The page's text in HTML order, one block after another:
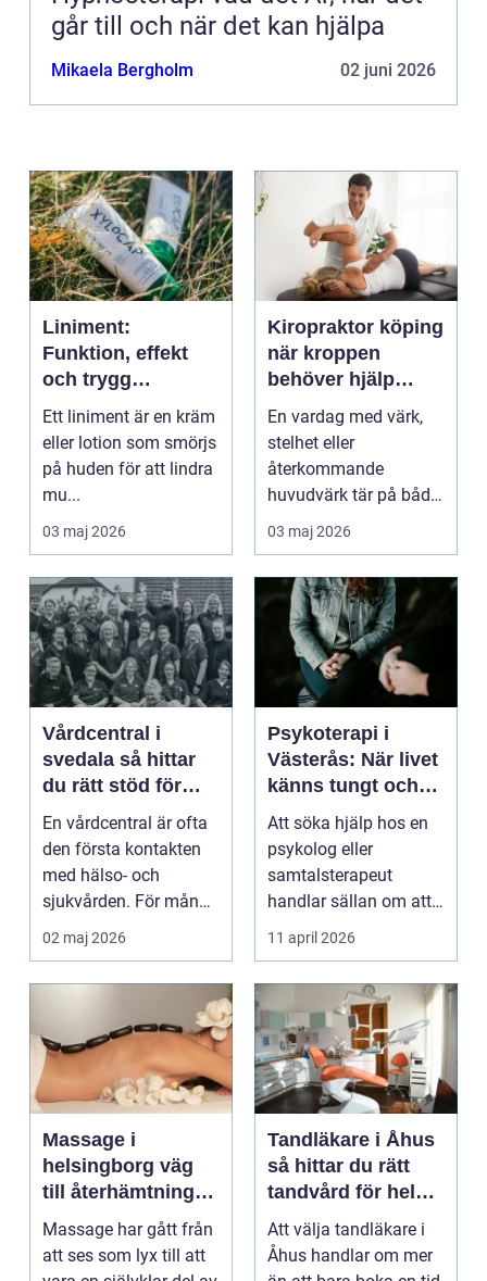
går till och när det kan hjälpa
Mikaela Bergholm 02 juni 2026
Liniment:
Funktion, effekt
och trygg
användning
Ett liniment är en kräm
eller lotion som smörjs
på huden för att lindra
mu...
03 maj 2026
Kiropraktor köping
när kroppen
behöver hjälp
tillbaka
En vardag med värk,
stelhet eller
återkommande
huvudvärk tär på både
ork och humör. Många
går länge ...
03 maj 2026
Vårdcentral i
svedala så hittar
du rätt stöd för
hela familjen
En vårdcentral är ofta
den första kontakten
med hälso- och
sjukvården. För många
i Svedala handlar v...
02 maj 2026
Psykoterapi i
Västerås: När livet
känns tungt och
du behöver prata
med någon
Att söka hjälp hos en
psykolog eller
samtalsterapeut
handlar sällan om att
vara svag....
11 april 2026
Massage i
helsingborg väg
till återhämtning
och hållbar hälsa
Massage har gått från
att ses som lyx till att
Tandläkare i Åhus
så hittar du rätt
tandvård för hela
familjen
Att välja tandläkare i
Åhus handlar om mer